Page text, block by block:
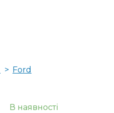
Ford
В наявності